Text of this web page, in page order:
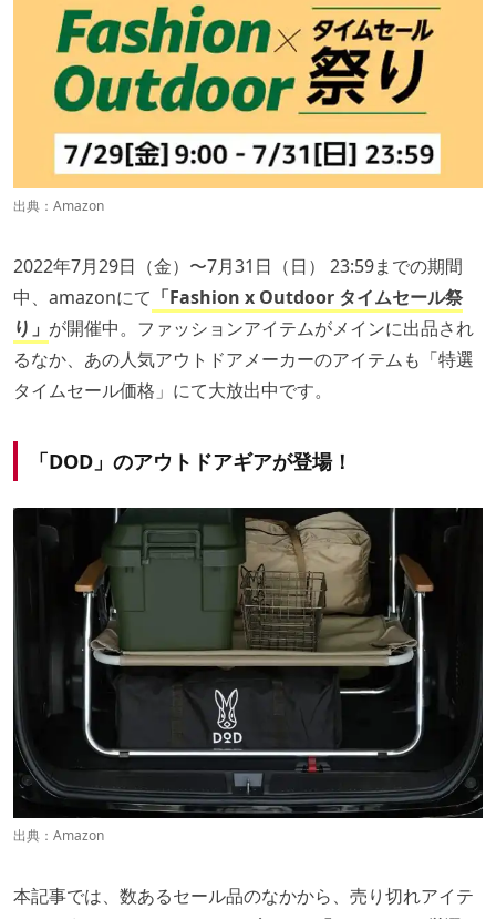
出典：Amazon
2022年7月29日（金）〜7月31日（日） 23:59までの期間
中、amazonにて 「Fashion x Outdoor タイムセール祭
り」 が開催中。ファッションアイテムがメインに出品され
るなか、あの人気アウトドアメーカーのアイテムも「特選
タイムセール価格」にて大放出中です。
「DOD」のアウトドアギアが登場！
出典： Amazon
本記事では、数あるセール品のなかから、売り切れアイテ